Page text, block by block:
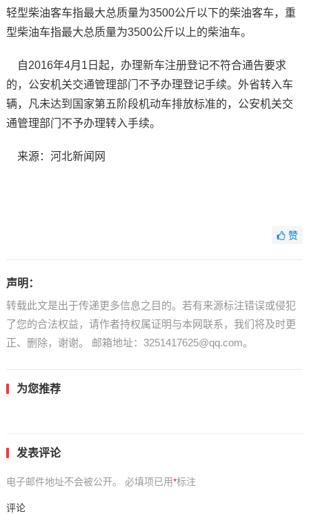
轻型柴油客车指最大总质量为3500公斤以下的柴油客车，重
型柴油车指最大总质量为3500公斤以上的柴油车。
自2016年4月1日起，办理新车注册登记不符合通告要求
的，公安机关交通管理部门不予办理登记手续。外省转入车
辆，凡未达到国家第五阶段机动车排放标准的，公安机关交
通管理部门不予办理转入手续。
来源：河北新闻网
赞
声明：
转载此文是出于传递更多信息之目的。若有来源标注错误或侵犯
了您的合法权益，请作者持权属证明与本网联系，我们将及时更
正、删除，谢谢。 邮箱地址：3251417625@qq.com。
为您推荐
发表评论
电子邮件地址不会被公开。 必填项已用*标注
评论